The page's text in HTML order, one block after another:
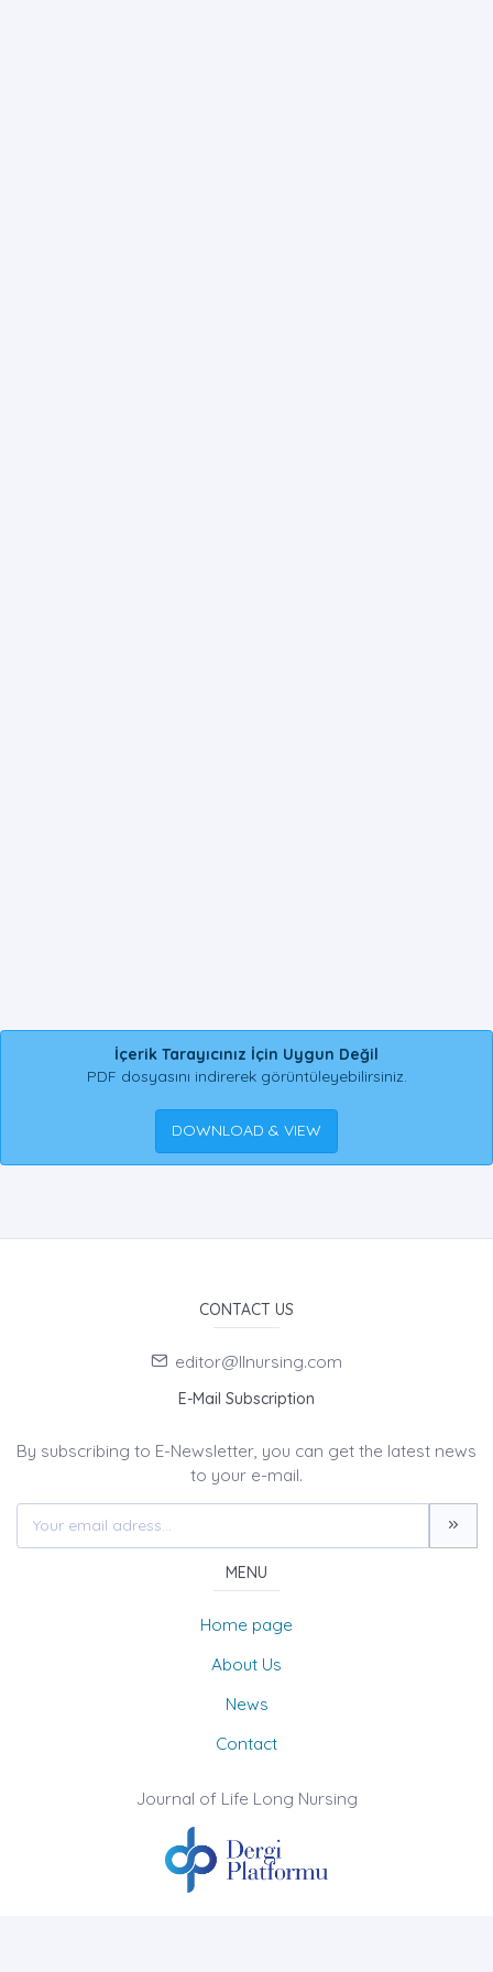
İçerik Tarayıcınız İçin Uygun Değil
PDF dosyasını indirerek görüntüleyebilirsiniz.
DOWNLOAD & VIEW
CONTACT US
editor@llnursing.com
E-Mail Subscription
By subscribing to E-Newsletter, you can get the latest news
to your e-mail.
MENU
Home page
About Us
News
Contact
Journal of Life Long Nursing